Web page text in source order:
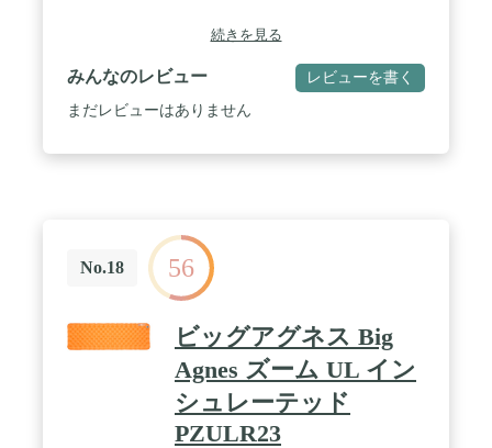
続きを見る
みんなのレビュー レビューを書く
まだレビューはありません
No.18 56
ビッグアグネス Big
Agnes ズーム UL イン
シュレーテッド
PZULR23